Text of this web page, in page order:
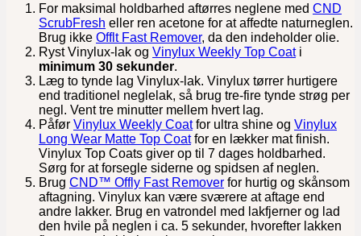
For maksimal holdbarhed aftørres neglene med CND
ScrubFresh eller ren acetone for at affedte naturneglen.
Brug ikke Offlt Fast Remover, da den indeholder olie.
Ryst Vinylux-lak og Vinylux Weekly Top Coati
minimum 30 sekunder.
Læg to tynde lag Vinylux-lak. Vinylux tørrer hurtigere
end traditionel neglelak, så brug tre-fire tynde strøg per
negl. Vent tre minutter mellem hvert lag.
Påfør Vinylux Weekly Coatfor ultra shine og Vinylux
Long Wear Matte Top Coatfor en lækker mat finish.
Vinylux Top Coats giver op til 7 dages holdbarhed.
Sørg for at forsegle siderne og spidsen af neglen.
Brug CND™ Offly Fast Remover for hurtig og skånsom
aftagning. Vinylux kan være sværere at aftage end
andre lakker. Brug en vatrondel med lakfjerner og lad
den hvile på neglen i ca. 5 sekunder, hvorefter lakken